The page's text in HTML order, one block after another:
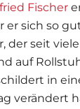
Fischer
er sich so
der seit
auf
in
verändert